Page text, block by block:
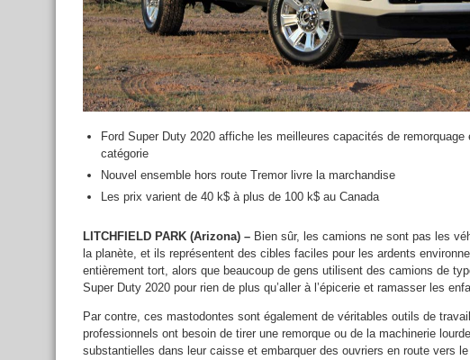
Ford Super Duty 2020 affiche les meilleures capacités de
catégorie
Nouvel ensemble hors route Tremor livre la marchandise
Les prix varient de 40 k$ à plus de 100 k$ au Canada
LITCHFIELD PARK (Arizona) – Bien sûr, les camions ne sont pas les
la planète, et ils représentent des cibles faciles pour les ardents
entièrement tort, alors que beaucoup de gens utilisent des camions de
Super Duty 2020 pour rien de plus qu’aller à l’épicerie et ramasser les
Par contre, ces mastodontes sont également de véritables outils de
professionnels ont besoin de tirer une remorque ou de la machinerie
substantielles dans leur caisse et embarquer des ouvriers en route vers